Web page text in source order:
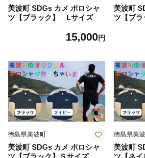
美波町 SDGs カメ ポロシャ
ツ【ブラック】 Lサイズ
15,000円
美波町
ツ【ブ
徳島県美波町
美波町 SDGs カメ ポロシャ
ツ【ブラック】Ｓサイズ
徳島県美
美波町
ツ【ネ